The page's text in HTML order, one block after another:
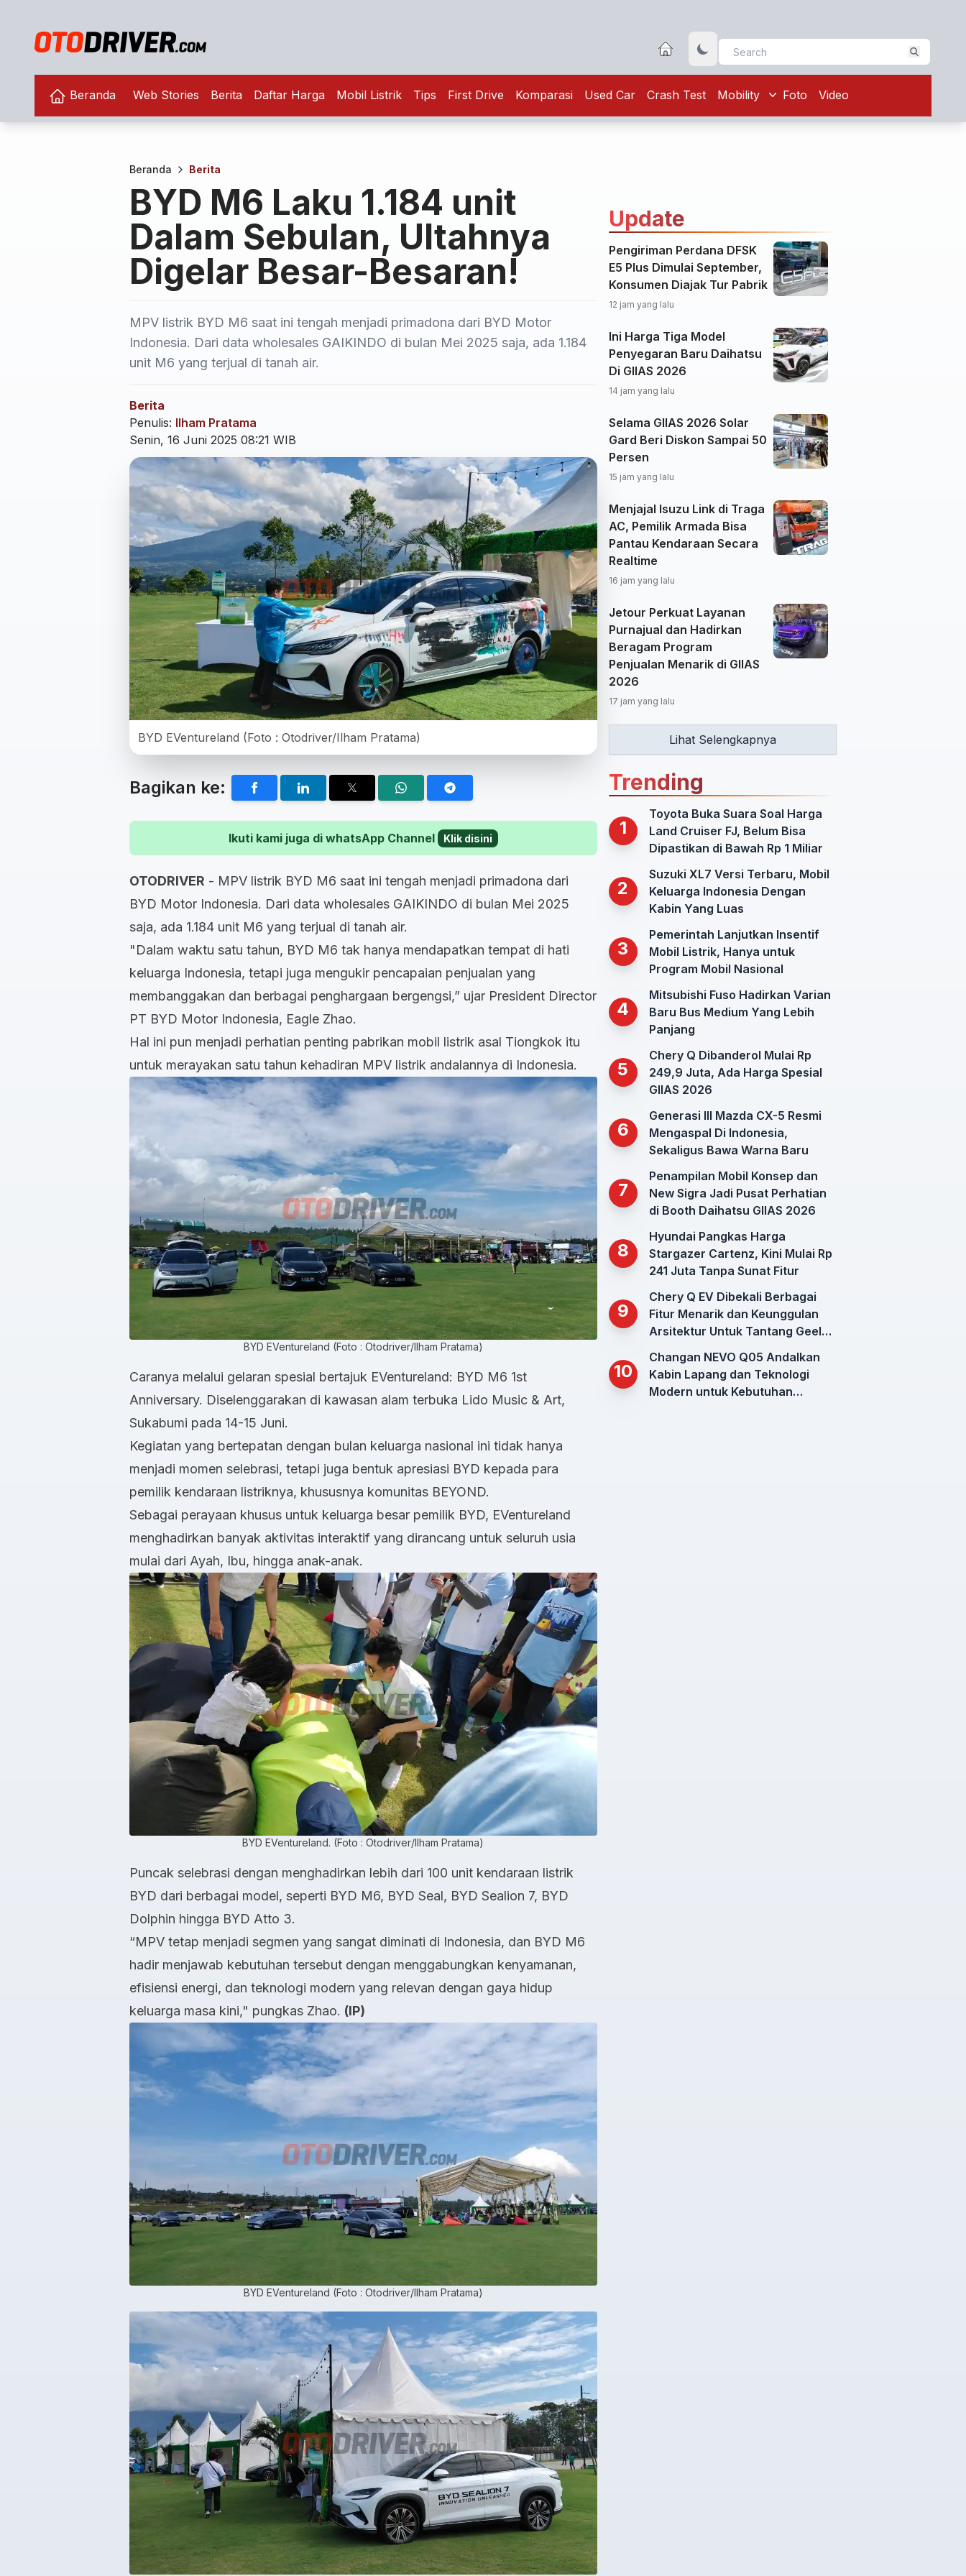
Beranda Web Stories Berita Daftar Harga Mobil Listrik Tips First Drive Komparasi Used Car Crash Test Mobility Foto Video
Beranda Berita
BYD M6 Laku 1.184 unit
Dalam Sebulan, Ultahnya
Digelar Besar-Besaran!
MPV listrik BYD M6 saat ini tengah menjadi primadona dari BYD Motor
Indonesia. Dari data wholesales GAIKINDO di bulan Mei 2025 saja, ada 1.184
unit M6 yang terjual di tanah air.
Berita
Penulis: Ilham Pratama
Senin, 16 Juni 2025 08:21 WIB
BYD EVentureland (Foto : Otodriver/Ilham Pratama)
Bagikan ke:
Ikuti kami juga di whatsApp Channel Klik disini
OTODRIVER - MPV listrik BYD M6 saat ini tengah menjadi primadona dari
BYD Motor Indonesia. Dari data wholesales GAIKINDO di bulan Mei 2025
saja, ada 1.184 unit M6 yang terjual di tanah air.
"Dalam waktu satu tahun, BYD M6 tak hanya mendapatkan tempat di hati
keluarga Indonesia, tetapi juga mengukir pencapaian penjualan yang
membanggakan dan berbagai penghargaan bergengsi,” ujar President Director
PT BYD Motor Indonesia, Eagle Zhao.
Hal ini pun menjadi perhatian penting pabrikan mobil listrik asal Tiongkok itu
untuk merayakan satu tahun kehadiran MPV listrik andalannya di Indonesia.
BYD EVentureland (Foto : Otodriver/Ilham Pratama)
Caranya melalui gelaran spesial bertajuk EVentureland: BYD M6 1st
Anniversary. Diselenggarakan di kawasan alam terbuka Lido Music & Art,
Sukabumi pada 14-15 Juni.
Kegiatan yang bertepatan dengan bulan keluarga nasional ini tidak hanya
menjadi momen selebrasi, tetapi juga bentuk apresiasi BYD kepada para
pemilik kendaraan listriknya, khususnya komunitas BEYOND.
Sebagai perayaan khusus untuk keluarga besar pemilik BYD, EVentureland
menghadirkan banyak aktivitas interaktif yang dirancang untuk seluruh usia
mulai dari Ayah, Ibu, hingga anak-anak.
BYD EVentureland. (Foto : Otodriver/Ilham Pratama)
Puncak selebrasi dengan menghadirkan lebih dari 100 unit kendaraan listrik
BYD dari berbagai model, seperti BYD M6, BYD Seal, BYD Sealion 7, BYD
Dolphin hingga BYD Atto 3.
“MPV tetap menjadi segmen yang sangat diminati di Indonesia, dan BYD M6
hadir menjawab kebutuhan tersebut dengan menggabungkan kenyamanan,
efisiensi energi, dan teknologi modern yang relevan dengan gaya hidup
keluarga masa kini," pungkas Zhao. (IP)
BYD EVentureland (Foto : Otodriver/Ilham Pratama)
Update
Pengiriman Perdana DFSK
E5 Plus Dimulai September,
Konsumen Diajak Tur Pabrik
12 jam yang lalu
Ini Harga Tiga Model
Penyegaran Baru Daihatsu
Di GIIAS 2026
14 jam yang lalu
Selama GIIAS 2026 Solar
Gard Beri Diskon Sampai 50
Persen
15 jam yang lalu
Menjajal Isuzu Link di Traga
AC, Pemilik Armada Bisa
Pantau Kendaraan Secara
Realtime
16 jam yang lalu
Jetour Perkuat Layanan
Purnajual dan Hadirkan
Beragam Program
Penjualan Menarik di GIIAS
2026
17 jam yang lalu
Lihat Selengkapnya
Trending
1
Toyota Buka Suara Soal Harga
Land Cruiser FJ, Belum Bisa
Dipastikan di Bawah Rp 1 Miliar
2
Suzuki XL7 Versi Terbaru, Mobil
Keluarga Indonesia Dengan
Kabin Yang Luas
3
Pemerintah Lanjutkan Insentif
Mobil Listrik, Hanya untuk
Program Mobil Nasional
4
Mitsubishi Fuso Hadirkan Varian
Baru Bus Medium Yang Lebih
Panjang
5
Chery Q Dibanderol Mulai Rp
249,9 Juta, Ada Harga Spesial
GIIAS 2026
6
Generasi III Mazda CX-5 Resmi
Mengaspal Di Indonesia,
Sekaligus Bawa Warna Baru
7
Penampilan Mobil Konsep dan
New Sigra Jadi Pusat Perhatian
di Booth Daihatsu GIIAS 2026
8
Hyundai Pangkas Harga
Stargazer Cartenz, Kini Mulai Rp
241 Juta Tanpa Sunat Fitur
9
Chery Q EV Dibekali Berbagai
Fitur Menarik dan Keunggulan
Arsitektur Untuk Tantang Geely
10
Changan NEVO Q05 Andalkan
Kabin Lapang dan Teknologi
Modern untuk Kebutuhan